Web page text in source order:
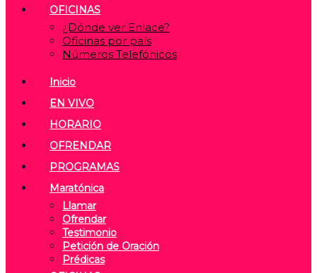
OFICINAS
¿Dónde ver Enlace?
Oficinas por país
Números Telefónicos
Inicio
EN VIVO
HORARIO
OFRENDAR
PROGRAMAS
Maratónica
Llamar
Ofrendar
Testimonio
Petición de Oración
Prédicas